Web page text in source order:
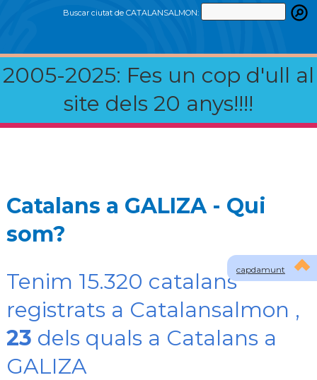
Buscar ciutat de CATALANSALMON:
2005-2025: Fes un cop d'ull al
site dels 20 anys!!!!
capdamunt
Catalans a GALIZA - Qui
som?
Tenim 15.320 catalans
registrats a Catalansalmon ,
23 dels quals a Catalans a
GALIZA